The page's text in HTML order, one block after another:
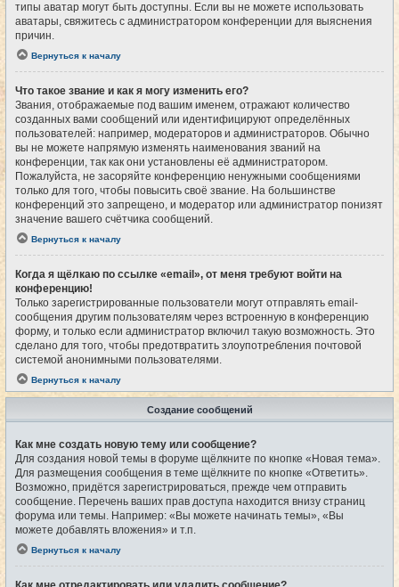
типы аватар могут быть доступны. Если вы не можете использовать
аватары, свяжитесь с администратором конференции для выяснения
причин.
Вернуться к началу
Что такое звание и как я могу изменить его?
Звания, отображаемые под вашим именем, отражают количество
созданных вами сообщений или идентифицируют определённых
пользователей: например, модераторов и администраторов. Обычно
вы не можете напрямую изменять наименования званий на
конференции, так как они установлены её администратором.
Пожалуйста, не засоряйте конференцию ненужными сообщениями
только для того, чтобы повысить своё звание. На большинстве
конференций это запрещено, и модератор или администратор понизят
значение вашего счётчика сообщений.
Вернуться к началу
Когда я щёлкаю по ссылке «email», от меня требуют войти на
конференцию!
Только зарегистрированные пользователи могут отправлять email-
сообщения другим пользователям через встроенную в конференцию
форму, и только если администратор включил такую возможность. Это
сделано для того, чтобы предотвратить злоупотребления почтовой
системой анонимными пользователями.
Вернуться к началу
Создание сообщений
Как мне создать новую тему или сообщение?
Для создания новой темы в форуме щёлкните по кнопке «Новая тема».
Для размещения сообщения в теме щёлкните по кнопке «Ответить».
Возможно, придётся зарегистрироваться, прежде чем отправить
сообщение. Перечень ваших прав доступа находится внизу страниц
форума или темы. Например: «Вы можете начинать темы», «Вы
можете добавлять вложения» и т.п.
Вернуться к началу